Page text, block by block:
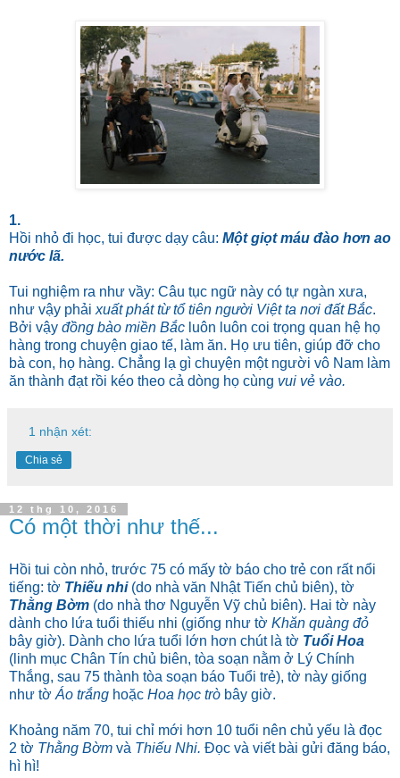
1.
Hồi nhỏ đi học, tui được dạy câu: Một giọt máu đào hơn ao
nước lã.
Tui nghiệm ra như vầy: Câu tục ngữ này có tự ngàn xưa,
như vậy phải xuất phát từ tổ tiên người Việt ta nơi đất Bắc.
Bởi vậy đồng bào miền Bắc luôn luôn coi trọng quan hệ họ
hàng trong chuyện giao tế, làm ăn. Họ ưu tiên, giúp đỡ cho
bà con, họ hàng. Chẳng lạ gì chuyện một người vô Nam làm
ăn thành đạt rồi kéo theo cả dòng họ cùng vui vẻ vào.
1 nhận xét:
Chia sẻ
12 thg 10, 2016
Có một thời như thế...
Hồi tui còn nhỏ, trước 75 có mấy tờ báo cho trẻ con rất nổi
tiếng: tờ Thiếu nhi(do nhà văn Nhật Tiến chủ biên), tờ
Thằng Bờm (do nhà thơ Nguyễn Vỹ chủ biên). Hai tờ này
dành cho lứa tuổi thiếu nhi (giống như tờ Khăn quàng đỏ
bây giờ). Dành cho lứa tuổi lớn hơn chút là tờ Tuổi Hoa
(linh mục Chân Tín chủ biên, tòa soạn nằm ở Lý Chính
Thắng, sau 75 thành tòa soạn báo Tuổi trẻ), tờ này giống
như tờ Áo trắng hoặc Hoa học trò bây giờ.
Khoảng năm 70, tui chỉ mới hơn 10 tuổi nên chủ yếu là đọc
2 tờ Thằng Bờm và Thiếu Nhi. Đọc và viết bài gửi đăng báo,
hì hì!